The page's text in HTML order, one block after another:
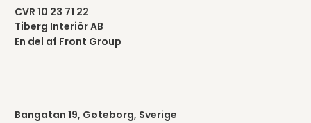
CVR 10 23 71 22
Tiberg Interiör AB
En del af Front Group
Bangatan 19, Gøteborg, Sverige